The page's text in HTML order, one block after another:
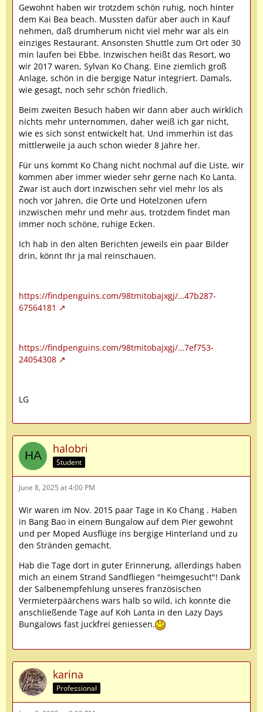
Gewohnt haben wir trotzdem schön ruhig, noch hinter
dem Kai Bea beach. Mussten dafür aber auch in Kauf
nehmen, daß drumherum nicht viel mehr war als ein
einziges Restaurant. Ansonsten Shuttle zum Ort oder 30
min laufen bei Ebbe. Inzwischen heißt das Resort, wo
wir 2017 waren, Sylvan Ko Chang. Eine ziemlich groß
Anlage, schön in die bergige Natur integriert. Damals,
wie gesagt, noch sehr schön friedlich.
Beim zweiten Besuch haben wir dann aber auch wirklich
nichts mehr unternommen, daher weiß ich gar nicht,
wie es sich sonst entwickelt hat. Und immerhin ist das
mittlerweile ja auch schon wieder 8 Jahre her.
Für uns kommt Ko Chang nicht nochmal auf die Liste, wir
kommen aber immer wieder sehr gerne nach Ko Lanta.
Zwar ist auch dort inzwischen sehr viel mehr los als
noch vor Jahren, die Orte und Hotelzonen ufern
inzwischen mehr und mehr aus, trotzdem findet man
immer noch schöne, ruhige Ecken.
Ich hab in den alten Berichten jeweils ein paar Bilder
drin, könnt Ihr ja mal reinschauen.
https://findpenguins.com/98tmitobajxgj/…47b287-
67564181
https://findpenguins.com/98tmitobajxgj/…7ef753-
24054308
LG
halobri
Student
June 8, 2025 at 4:00 PM
Wir waren im Nov. 2015 paar Tage in Ko Chang . Haben
in Bang Bao in einem Bungalow auf dem Pier gewohnt
und per Moped Ausflüge ins bergige Hinterland und zu
den Stränden gemacht.
Hab die Tage dort in guter Erinnerung, allerdings haben
mich an einem Strand Sandfliegen "heimgesucht"! Dank
der Salbenempfehlung unseres französischen
Vermieterpäärchens wars halb so wild, ich konnte die
anschließende Tage auf Koh Lanta in den Lazy Days
Bungalows fast juckfrei geniessen.
karina
Professional